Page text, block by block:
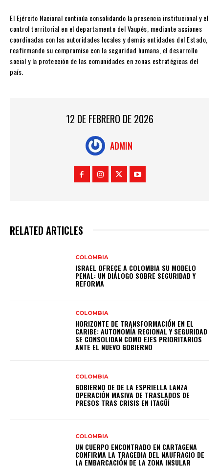
El Ejército Nacional continúa consolidando la presencia institucional y el
control territorial en el departamento del Vaupés, mediante acciones
coordinadas con las autoridades locales y demás entidades del Estado,
reafirmando su compromiso con la seguridad humana, el desarrollo
social y la protección de las comunidades en zonas estratégicas del
país.
12 DE FEBRERO DE 2026
ADMIN
RELATED ARTICLES
COLOMBIA
ISRAEL OFRECE A COLOMBIA SU MODELO
PENAL: UN DIÁLOGO SOBRE SEGURIDAD Y
REFORMA
COLOMBIA
HORIZONTE DE TRANSFORMACIÓN EN EL
CARIBE: AUTONOMÍA REGIONAL Y SEGURIDAD
SE CONSOLIDAN COMO EJES PRIORITARIOS
ANTE EL NUEVO GOBIERNO
COLOMBIA
GOBIERNO DE DE LA ESPRIELLA LANZA
OPERACIÓN MASIVA DE TRASLADOS DE
PRESOS TRAS CRISIS EN ITAGÜÍ
COLOMBIA
UN CUERPO ENCONTRADO EN CARTAGENA
CONFIRMA LA TRAGEDIA DEL NAUFRAGIO DE
LA EMBARCACIÓN DE LA ZONA INSULAR